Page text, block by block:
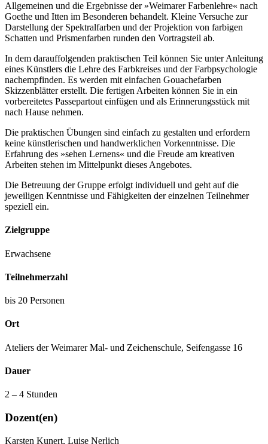
Allgemeinen und die Ergebnisse der »Weimarer Farbenlehre« nach
Goethe und Itten im Besonderen behandelt. Kleine Versuche zur
Darstellung der Spektralfarben und der Projektion von farbigen
Schatten und Prismenfarben runden den Vortragsteil ab.
In dem darauffolgenden praktischen Teil können Sie unter Anleitung
eines Künstlers die Lehre des Farbkreises und der Farbpsychologie
nachempfinden. Es werden mit einfachen Gouachefarben
Skizzenblätter erstellt. Die fertigen Arbeiten können Sie in ein
vorbereitetes Passepartout einfügen und als Erinnerungsstück mit
nach Hause nehmen.
Die praktischen Übungen sind einfach zu gestalten und erfordern
keine künstlerischen und handwerklichen Vorkenntnisse. Die
Erfahrung des »sehen Lernens« und die Freude am kreativen
Arbeiten stehen im Mittelpunkt dieses Angebotes.
Die Betreuung der Gruppe erfolgt individuell und geht auf die
jeweiligen Kenntnisse und Fähigkeiten der einzelnen Teilnehmer
speziell ein.
Zielgruppe
Erwachsene
Teilnehmerzahl
bis 20 Personen
Ort
Ateliers der Weimarer Mal- und Zeichenschule, Seifengasse 16
Dauer
2 – 4 Stunden
Dozent(en)
Karsten Kunert, Luise Nerlich